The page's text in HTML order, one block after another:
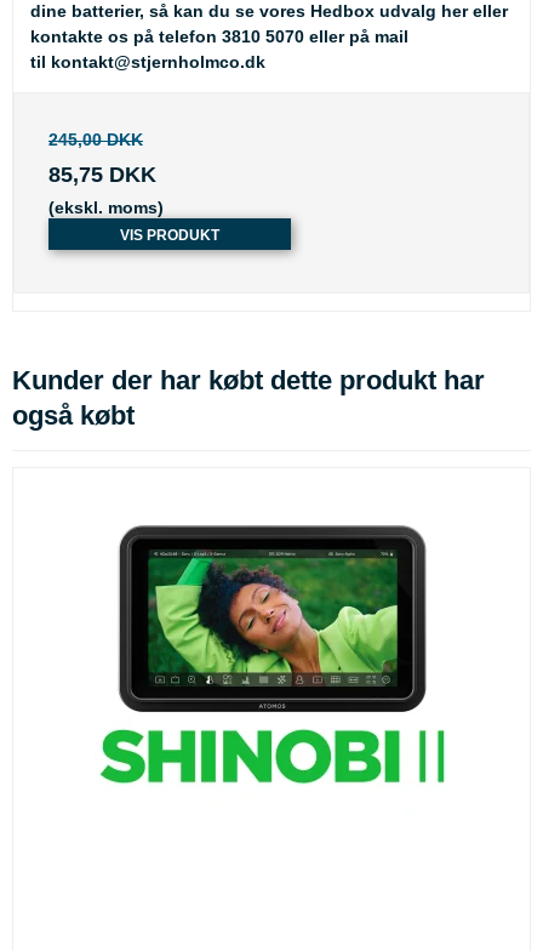
dine batterier, så kan du se vores Hedbox udvalg hereller
kontakte os på telefon 3810 5070 eller på mail
til kontakt@stjernholmco.dk
245,00 DKK
85,75 DKK
(ekskl. moms)
VIS PRODUKT
Kunder der har købt dette produkt har
også købt